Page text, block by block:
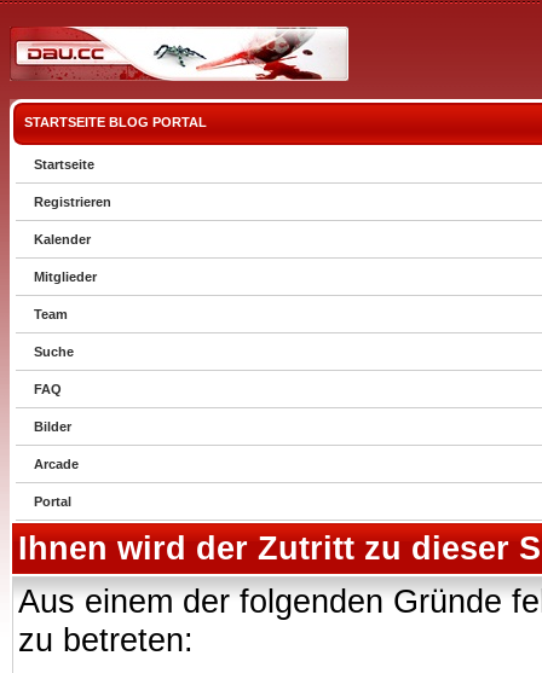
STARTSEITE BLOG PORTAL
Startseite
Registrieren
Kalender
Mitglieder
Team
Suche
FAQ
Bilder
Arcade
Portal
Ihnen wird der Zutritt zu dieser
Aus einem der folgenden Gründe
zu betreten: